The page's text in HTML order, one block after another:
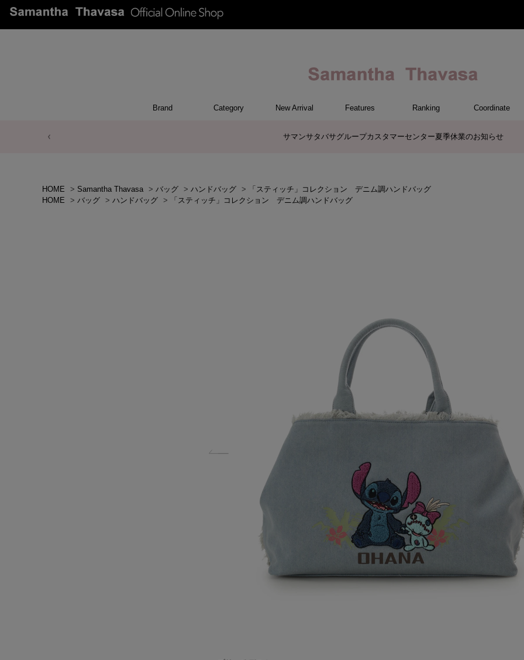
Brand Category
ハンドバッグ
トートバッグ/ブリーフ
ショルダーバッグ/ミニバッグ
ボストンバッグ
リュック/バックパック
クラッチバッグ/パーティーバッ
バッグその他
長財布
折財布/ミニ財布
コインケース/マルチケース
財布・小物その他
ポーチ
カードケース/名刺入れ
キーケース
パスケース
モバイルグッズ
フラグメントケース
ケース/ポーチその他
ファスナートップチャーム
バッグチャーム
チャームその他
帽子
レッグウェア
ストール / マフラー / スカーフ
ファッショングッズその他
New Arrival Features Ranking Coordinate
サマンサタバサグループカスタマーセンター夏季休業のお知らせ
HOME > Samantha Thavasa > バッグ > ハンドバッグ >
「スティッチ」コレクション デニム調ハンドバッグ
HOME
> バッグ > ハンドバッグ > 「スティッチ」コレクション デニム調ハンドバッグ